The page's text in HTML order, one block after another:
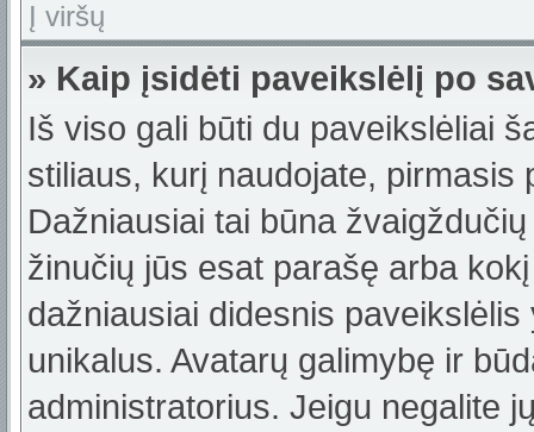
Į viršų
» Kaip įsidėti paveikslėlį po
Iš viso gali būti du paveikslėliai
stiliaus, kurį naudojate,
Dažniausiai tai būna
žinučių jūs esat parašę arba
dažniausiai didesnis
unikalus. Avatarų galimybę ir
administratorius. Jeigu negalite